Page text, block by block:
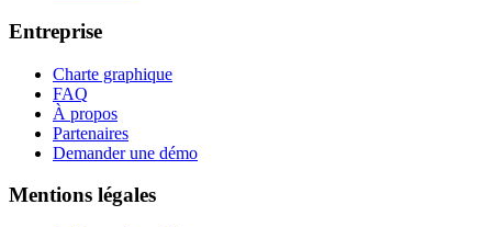
Entreprise
Charte graphique
FAQ
À propos
Partenaires
Demander une démo
Mentions légales